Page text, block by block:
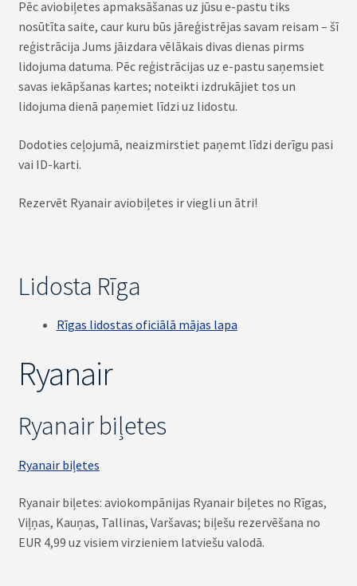
Pēc aviobiļetes apmaksāšanas uz jūsu e-pastu tiks
nosūtīta saite, caur kuru būs jāreģistrējas savam reisam – šī
reģistrācija Jums jāizdara vēlākais divas dienas pirms
lidojuma datuma. Pēc reģistrācijas uz e-pastu saņemsiet
savas iekāpšanas kartes; noteikti izdrukājiet tos un
lidojuma dienā paņemiet līdzi uz lidostu.
Dodoties ceļojumā, neaizmirstiet paņemt līdzi derīgu pasi
vai ID-karti.
Rezervēt Ryanair aviobiļetes ir viegli un ātri!
Lidosta Rīga
Rīgas lidostas oficiālā mājas lapa
Ryanair
Ryanair biļetes
Ryanair biļetes
Ryanair biļetes: aviokompānijas Ryanair biļetes no Rīgas,
Viļņas, Kauņas, Tallinas, Varšavas; biļešu rezervēšana no
EUR 4,99 uz visiem virzieniem latviešu valodā.